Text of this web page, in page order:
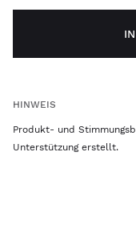
HINWEIS
Produkt- und
Unterstützung erstellt.